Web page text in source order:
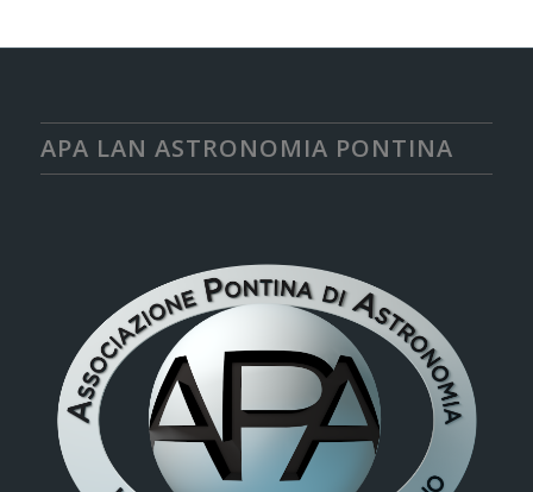
APA LAN ASTRONOMIA PONTINA